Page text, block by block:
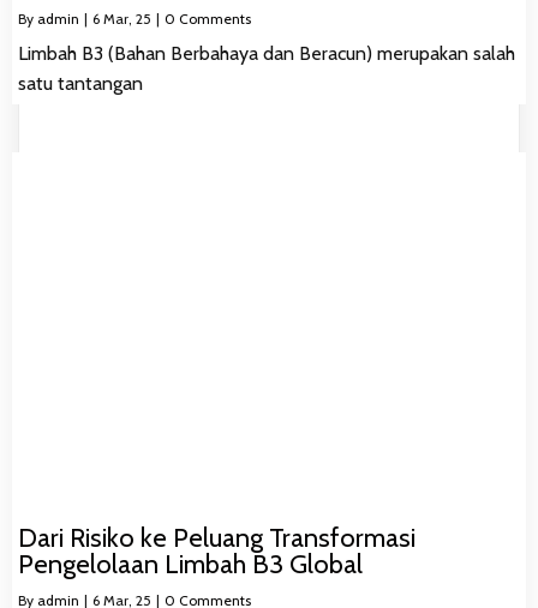
By admin | 6 Mar, 25 | 0 Comments
Limbah B3 (Bahan Berbahaya dan Beracun) merupakan salah
satu tantangan
Dari Risiko ke Peluang Transformasi
Pengelolaan Limbah B3 Global
By admin | 6 Mar, 25 | 0 Comments